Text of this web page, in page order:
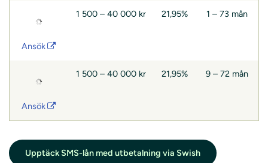
Ansök
1 500 – 40 000 kr 21,95% 1 – 73 mån
Ansök
1 500 – 40 000 kr 21,95% 9 – 72 mån
Upptäck SMS-lån med utbetalning via Swish